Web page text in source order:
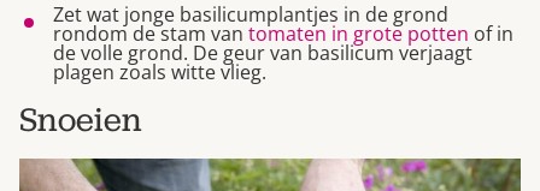
Zet wat jonge basilicumplantjes in de grond
rondom de stam van tomaten in grote potten of in
de volle grond. De geur van basilicum verjaagt
plagen zoals witte vlieg.
Snoeien